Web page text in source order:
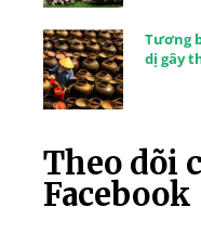
Tương
dị gây
Theo dõi
Facebook